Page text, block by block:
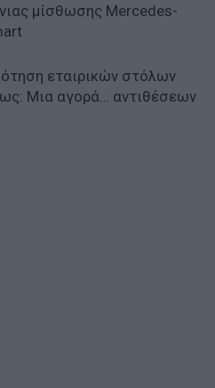
μίσθωσης Mercedes-
εταιρικών στόλων
Μια αγορά… αντιθέσεων